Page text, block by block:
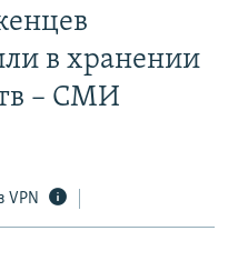
в хранении
– СМИ
VPN